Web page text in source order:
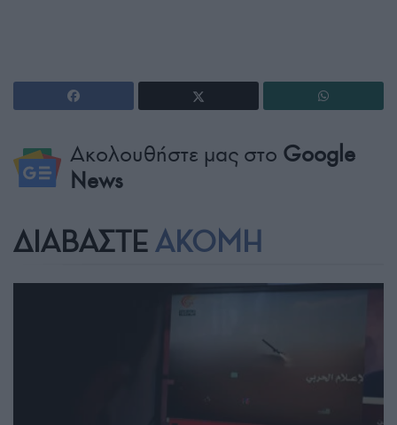
Ακολουθήστε μας στο Google
News
ΔΙΑΒΑΣΤΕ ΑΚΟΜΗ